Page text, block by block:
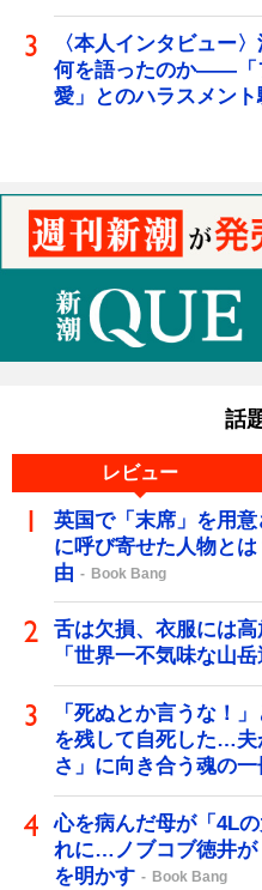
〈本人インタビュー
何を語ったのか――「
愛」とのハラスメント
話
レビュー
英国で「末席」を用意
に呼び寄せた人物と
由
Book Bang
舌は欠損、衣服には
「世界一不気味な山
「死ぬとか言うな！
を残して自死した…夫
さ」に向き合う魂の一
心を病んだ母が「4L
れに…ノブコブ徳井が
を明かす
Book Bang